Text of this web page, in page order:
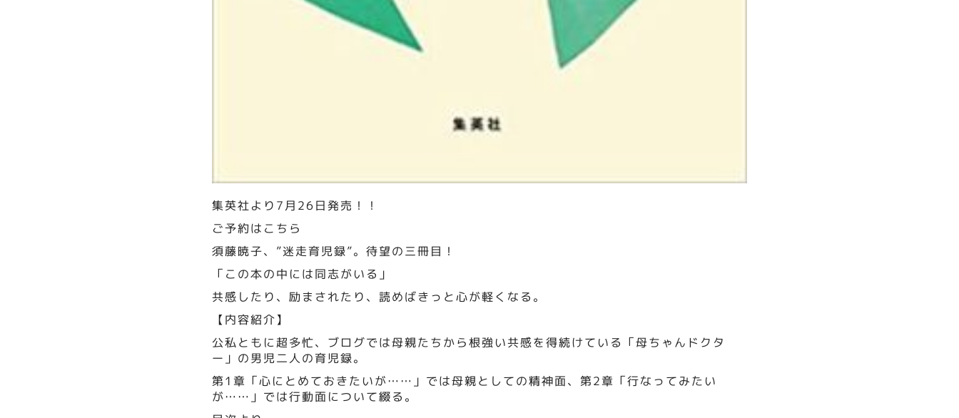
集英社より7月26日発売！！
ご予約は こちら
須藤暁子、”迷走育児録”。待望の三冊目！
「この本の中には同志がいる」
共感したり、励まされたり、読めばきっと心が軽くなる。
【内容紹介】
公私ともに超多忙、ブログでは母親たちから根強い共感を得続けている「母ちゃんドクタ
ー」の男児二人の育児録。
第1章「心にとめておきたいが……」では母親としての精神面、第2章「行なってみたい
が……」では行動面について綴る。